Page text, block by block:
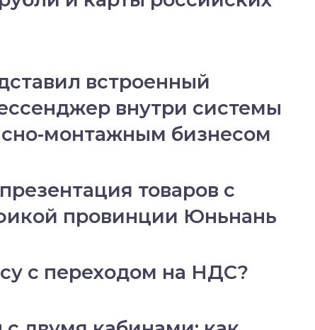
встроенный
внутри системы
монтажным бизнесом
товаров с
провинции Юньнань
с переходом на НДС?